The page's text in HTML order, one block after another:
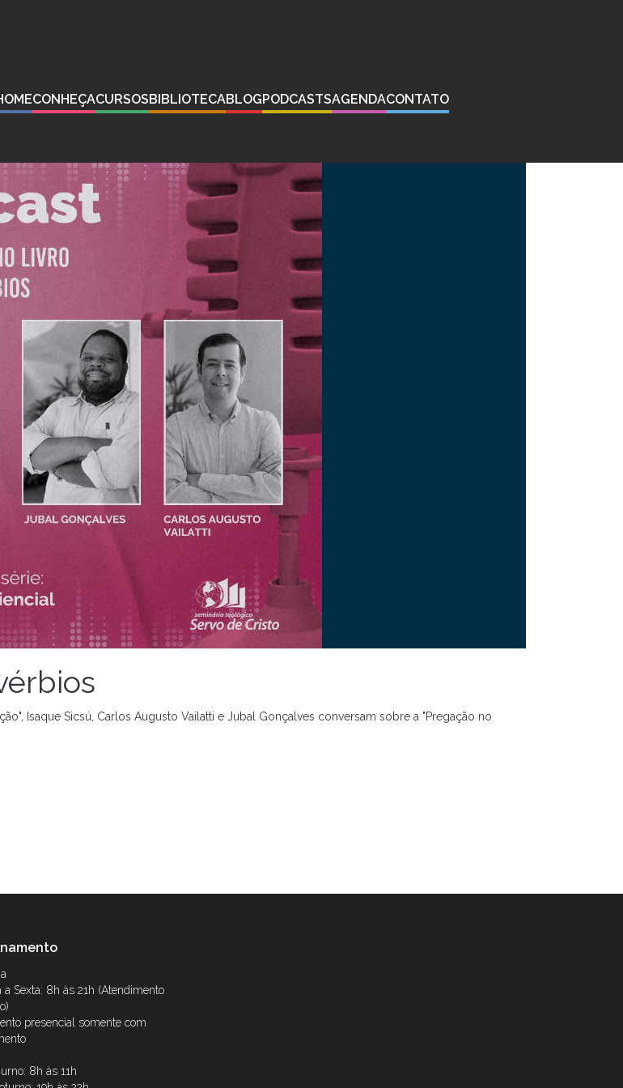
CONHEÇACURSOSBIBLIOTECABLOGPODCASTSAGENDACONTATO
Isaque Sicsú, Carlos Augusto Vailatti e Jubal Gonçalves conversam sobre a "Pregação no
a Sexta: 8h às 21h (Atendimento
presencial somente com
8h às 11h